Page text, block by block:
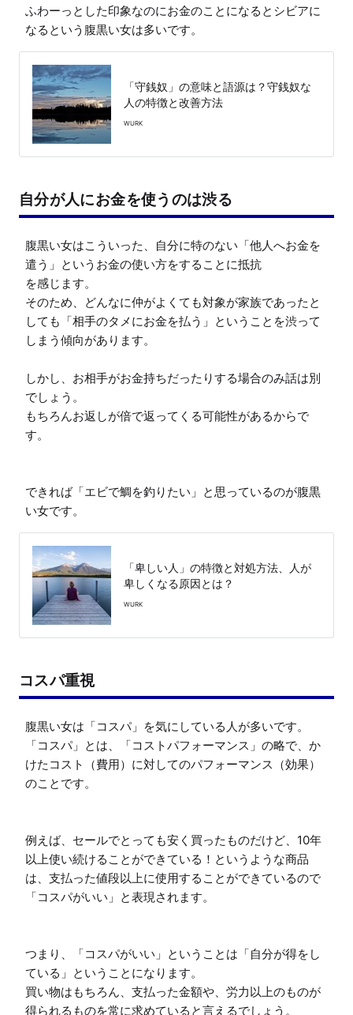
ふわーっとした印象なのにお金のことになるとシビアに
なるという腹黒い女は多いです。
「守銭奴」の意味と語源は？守銭奴な
人の特徴と改善方法
WURK
自分が人にお金を使うのは渋る
腹黒い女はこういった、自分に特のない「他人へお金を
遣う」というお金の使い方をすることに抵抗
を感じます。
そのため、どんなに仲がよくても対象が家族であったと
しても「相手のタメにお金を払う」ということを渋って
しまう傾向があります。
しかし、お相手がお金持ちだったりする場合のみ話は別
でしょう。
もちろんお返しが倍で返ってくる可能性があるからで
す。
できれば「エビで鯛を釣りたい」と思っているのが腹黒
い女です。
「卑しい人」の特徴と対処方法、人が
卑しくなる原因とは？
WURK
コスパ重視
腹黒い女は「コスパ」を気にしている人が多いです。
「コスパ」とは、「コストパフォーマンス」の略で、か
けたコスト（費用）に対してのパフォーマンス（効果）
のことです。
例えば、セールでとっても安く買ったものだけど、10年
以上使い続けることができている！というような商品
は、支払った値段以上に使用することができているので
「コスパがいい」と表現されます。
つまり、「コスパがいい」ということは「自分が得をし
ている」ということになります。
買い物はもちろん、支払った金額や、労力以上のものが
得られるものを常に求めていると言えるでしょう。